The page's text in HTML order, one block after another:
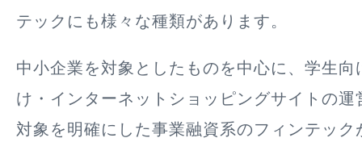
テックにも様々な種類があります。
中小企業を対象としたものを中心に、学生向
け・インターネットショッピングサイトの運
対象を明確にした事業融資系のフィンテック